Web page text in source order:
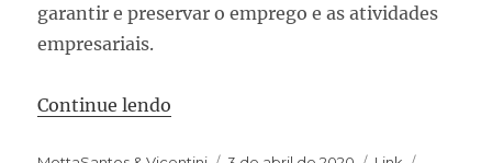
garantir e preservar o emprego e as atividades
empresariais.
Continue lendo